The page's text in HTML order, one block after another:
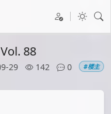
88
29 142
0
#楼主